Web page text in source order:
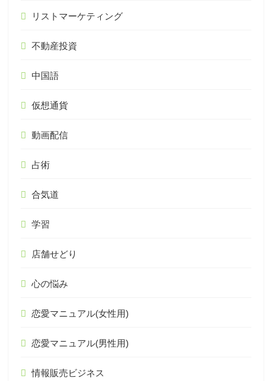
リストマーケティング
不動産投資
中国語
仮想通貨
動画配信
占術
合気道
学習
店舗せどり
心の悩み
恋愛マニュアル(女性用)
恋愛マニュアル(男性用)
情報販売ビジネス